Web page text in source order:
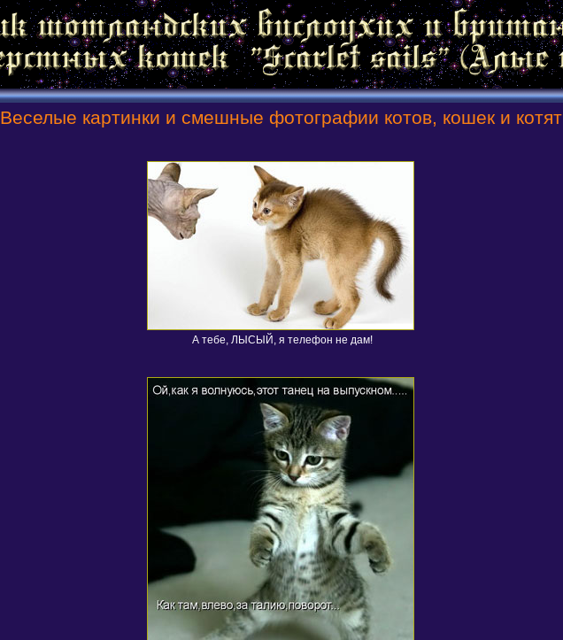
Веселые картинки и смешные фотографии котов, кошек и котят
А тебе, ЛЫСЫЙ, я телефон не дам!